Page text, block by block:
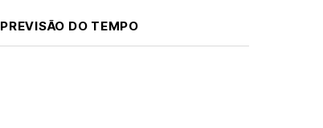
PREVISÃO DO TEMPO